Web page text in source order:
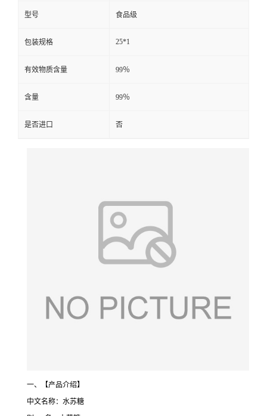
型号 食品级
包装规格 25*1
有效物质含量 99％
含量 99％
是否进口 否
一、【产品介绍】
中文名称：水苏糖